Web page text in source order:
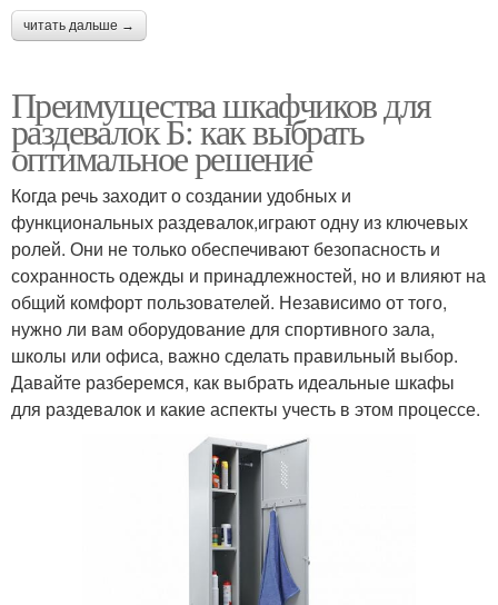
читать дальше →
Преимущества шкафчиков для
раздевалок Б: как выбрать
оптимальное решение
Когда речь заходит о создании удобных и
функциональных раздевалок,играют одну из ключевых
ролей. Они не только обеспечивают безопасность и
сохранность одежды и принадлежностей, но и влияют на
общий комфорт пользователей. Независимо от того,
нужно ли вам оборудование для спортивного зала,
школы или офиса, важно сделать правильный выбор.
Давайте разберемся, как выбрать идеальные шкафы
для раздевалок и какие аспекты учесть в этом процессе.